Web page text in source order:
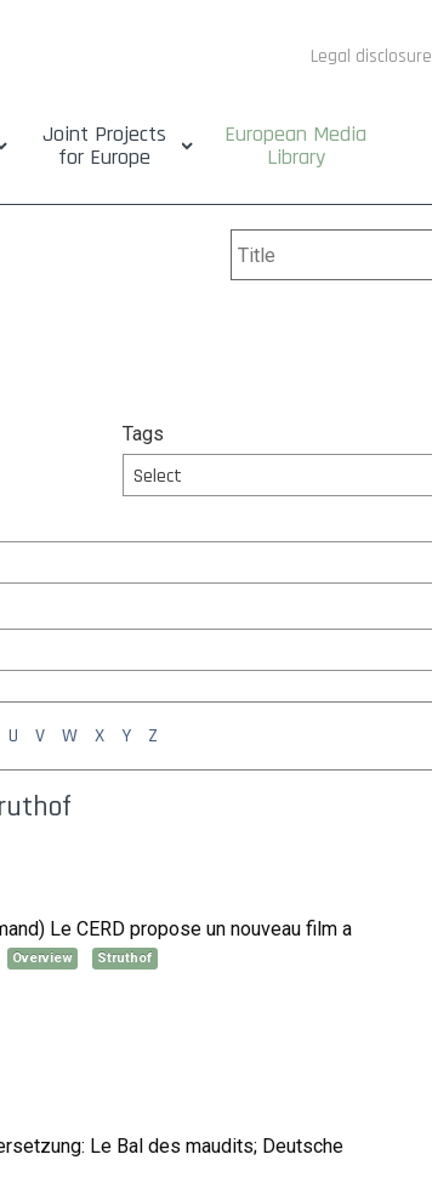
Legal disclosure
Joint Projects
for Europe
European Media
Library
Tags
Select
U V W X Y Z
Le CERD propose un nouveau film a
Overview Struthof
Le Bal des maudits; Deutsche